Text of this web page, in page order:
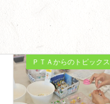
ＰＴＡからのトピックス